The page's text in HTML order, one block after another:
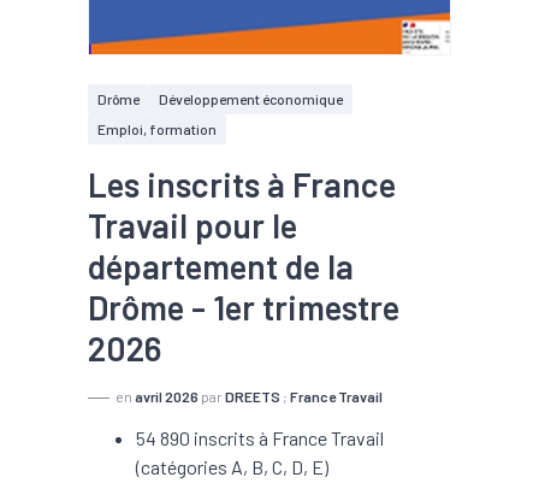
Drôme
Développement économique
Emploi, formation
Les inscrits à France
Travail pour le
département de la
Drôme - 1er trimestre
2026
en avril 2026 par DREETS ; France Travail
54 890 inscrits à France Travail
(catégories A, B, C, D, E)